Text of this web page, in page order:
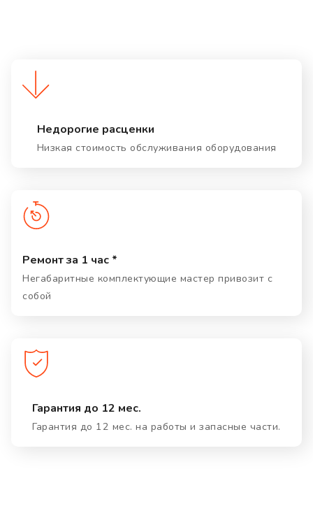
Недорогие расценки
Низкая стоимость обслуживания оборудования
Ремонт за 1 час *
Негабаритные комплектующие мастер привозит с
собой
Гарантия до 12 мес.
Гарантия до 12 мес. на работы и запасные части.